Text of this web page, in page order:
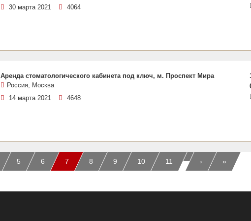
30 марта 2021
4064
Аренда стоматологического кабинета под ключ, м. Проспект Мира
Россия, Москва
14 марта 2021
4648
5 6 7 8 9 10 11
…
› »